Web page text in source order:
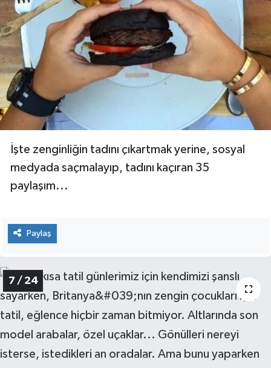
İşte zenginliğin tadını çıkartmak yerine, sosyal
medyada saçmalayıp, tadını kaçıran 35
paylaşım...
Paylaş
7 / 24